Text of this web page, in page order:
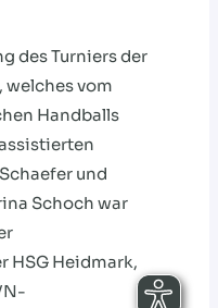
des Turniers der
vom
Handballs
und
Schoch war
HSG Heidmark,